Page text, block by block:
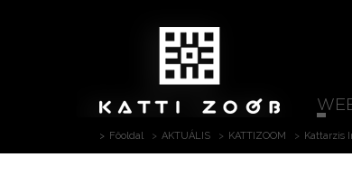
Főoldal AKTUÁLIS KATTIZOOM Kattarzis